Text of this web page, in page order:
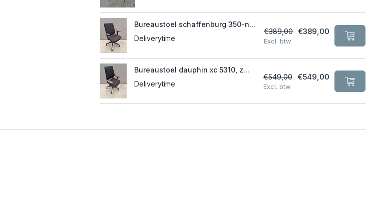
Bureaustoel schaffenburg 350-n...
Deliverytime
€389,00 €389,00
Excl. btw
Bureaustoel dauphin xc 5310, z...
Deliverytime
€549,00 €549,00
Excl. btw